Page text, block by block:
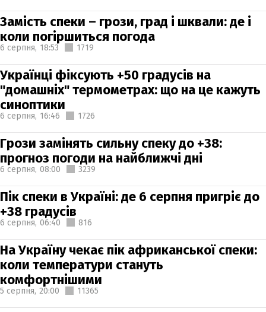
Замість спеки – грози, град і шквали: де і
коли погіршиться погода
6 серпня, 18:53 1719
Українці фіксують +50 градусів на
"домашніх" термометрах: що на це кажуть
синоптики
6 серпня, 16:46 1726
Грози замінять сильну спеку до +38:
прогноз погоди на найближчі дні
6 серпня, 08:00 3239
Пік спеки в Україні: де 6 серпня пригріє до
+38 градусів
6 серпня, 06:40 816
На Україну чекає пік африканської спеки:
коли температури стануть
комфортнішими
5 серпня, 20:00 11365